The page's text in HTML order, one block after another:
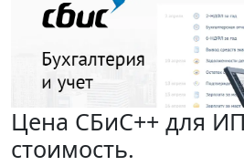
Цена СБиС++ для
стоимость.